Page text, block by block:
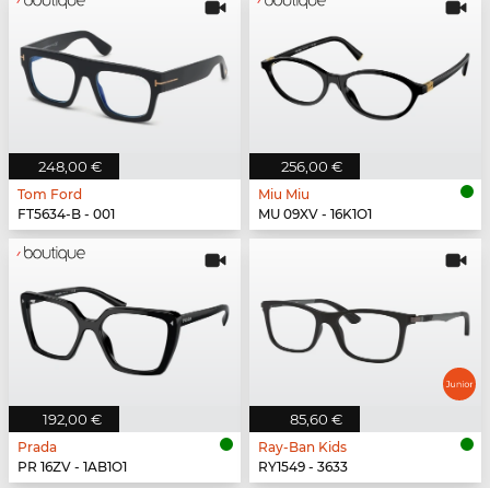
248,00 €
Tom Ford
FT5634-B - 001
256,00 €
Miu Miu
MU 09XV - 16K1O1
192,00 €
Prada
PR 16ZV - 1AB1O1
85,60 €
Ray-Ban Kids
RY1549 - 3633